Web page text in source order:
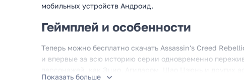
мобильных устройств Андроид.
Геймплей и особенности
Теперь можно бесплатно скачать Assassin's Creed
и впервые за всю историю серии одновременно
Показать больше